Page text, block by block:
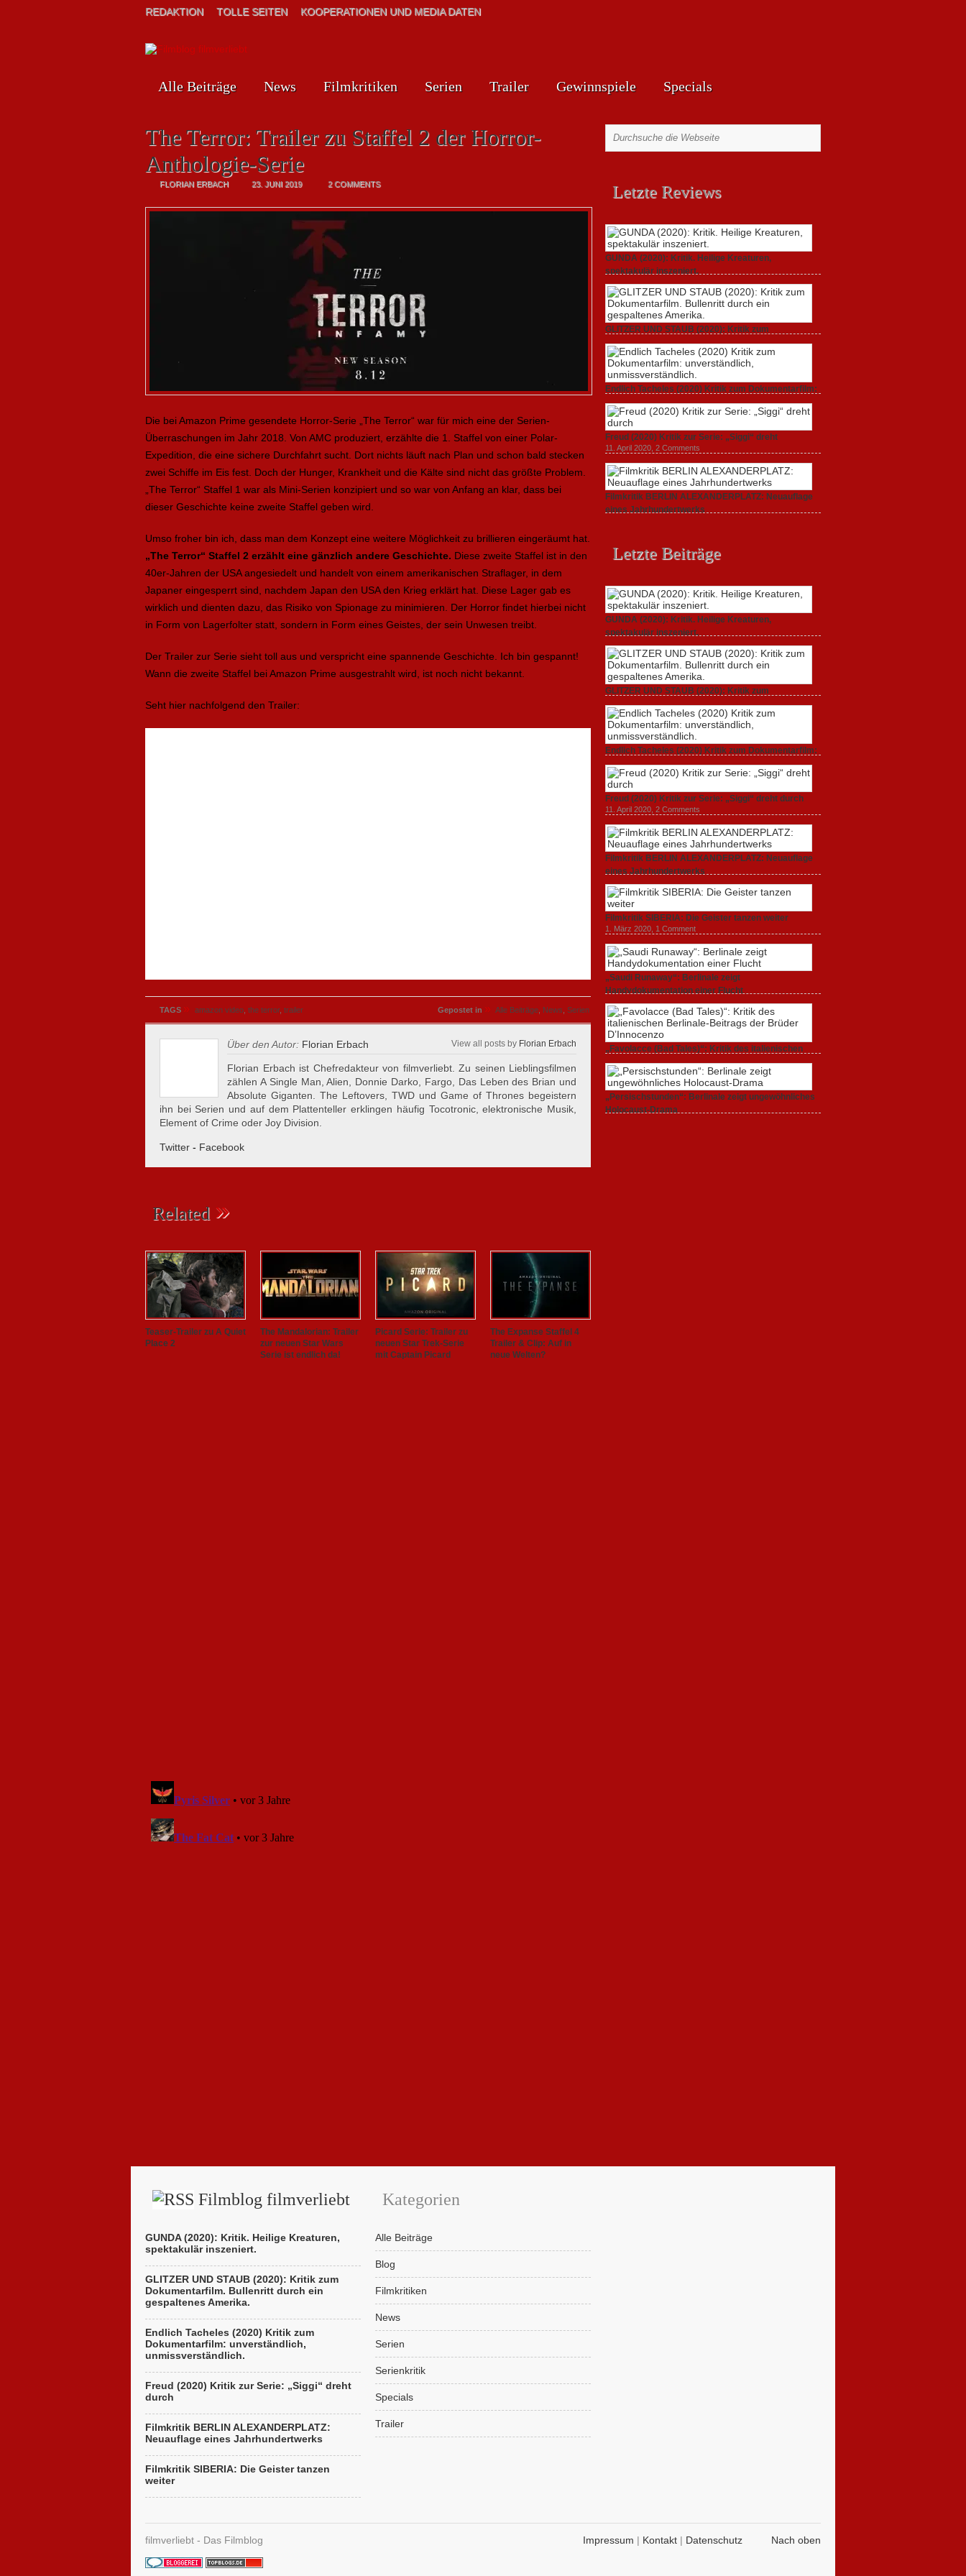
REDAKTION TOLLE SEITEN KOOPERATIONEN UND MEDIA DATEN
Alle Beiträge News Filmkritiken Serien Trailer Gewinnspiele Specials
The Terror: Trailer zu Staffel 2 der Horror-
Anthologie-Serie
FLORIAN ERBACH 23. JUNI 2019 2 COMMENTS
Die bei Amazon Prime gesendete Horror-Serie „The Terror“ war für mich eine der Serien-
Überraschungen im Jahr 2018. Von AMC produziert, erzählte die 1. Staffel von einer Polar-
Expedition, die eine sichere Durchfahrt sucht. Dort nichts läuft nach Plan und schon bald stecken
zwei Schiffe im Eis fest. Doch der Hunger, Krankheit und die Kälte sind nicht das größte Problem.
„The Terror“ Staffel 1 war als Mini-Serien konzipiert und so war von Anfang an klar, dass bei
dieser Geschichte keine zweite Staffel geben wird.
Umso froher bin ich, dass man dem Konzept eine weitere Möglichkeit zu brillieren eingeräumt hat.
„The Terror“ Staffel 2 erzählt eine gänzlich andere Geschichte. Diese zweite Staffel ist in den
40er-Jahren der USA angesiedelt und handelt von einem amerikanischen Straflager, in dem
Japaner eingesperrt sind, nachdem Japan den USA den Krieg erklärt hat. Diese Lager gab es
wirklich und dienten dazu, das Risiko von Spionage zu minimieren. Der Horror findet hierbei nicht
in Form von Lagerfolter statt, sondern in Form eines Geistes, der sein Unwesen treibt.
Der Trailer zur Serie sieht toll aus und verspricht eine spannende Geschichte. Ich bin gespannt!
Wann die zweite Staffel bei Amazon Prime ausgestrahlt wird, ist noch nicht bekannt.
Seht hier nachfolgend den Trailer:
TAGS » amazon video the terror, trailer Gepostet in » Alle Beiträge News Serien
Über den Autor: Florian Erbach View all posts by Florian Erbach
Florian Erbach ist Chefredakteur von filmverliebt. Zu seinen Lieblingsfilmen
zählen A Single Man, Alien, Donnie Darko, Fargo, Das Leben des Brian und
Absolute Giganten. The Leftovers, TWD und Game of Thrones begeistern
ihn bei Serien und auf dem Plattenteller erklingen häufig Tocotronic, elektronische Musik,
Element of Crime oder Joy Division.
Twitter - Facebook
Related »
Teaser-Trailer zu A Quiet
Place 2
The Mandalorian: Trailer
zur neuen Star Wars
Serie ist endlich da!
Picard Serie: Trailer zu
neuen Star Trek-Serie
mit Captain Picard
The Expanse Staffel 4
Trailer & Clip: Auf in
neue Welten?
Letzte Reviews
GUNDA (2020): Kritik. Heilige Kreaturen,
spektakulär inszeniert.
GLITZER UND STAUB (2020): Kritik zum
Dokumentarfilm.
3. Oktober 2020,2 Comments
Endlich Tacheles (2020) Kritik zum Dokumentarfilm:
unverständlich,
19. Mai 2020,0 Comments
Freud (2020) Kritik zur Serie: „Siggi“ dreht
11. April 2020, 2 Comments
Filmkritik BERLIN ALEXANDERPLATZ: Neuauflage
eines Jahrhundertwerks
Letzte Beiträge
GUNDA (2020): Kritik. Heilige Kreaturen,
spektakulär inszeniert.
GLITZER UND STAUB (2020): Kritik zum
Dokumentarfilm. Bullenritt durch ein gespaltenes
Amerika.
3. Oktober 2020,2 Comments
Endlich Tacheles (2020) Kritik zum Dokumentarfilm:
unverständlich, unmissverständlich.
19. Mai 2020,0 Comments
Freud (2020) Kritik zur Serie: „Siggi“ dreht durch
11. April 2020, 2 Comments
Filmkritik BERLIN ALEXANDERPLATZ: Neuauflage
eines Jahrhundertwerks
Filmkritik SIBERIA: Die Geister tanzen weiter
1. März 2020, 1 Comment
„Saudi Runaway“: Berlinale zeigt
Handydokumentation einer Flucht
„Favolacce (Bad Tales)“: Kritik des italienischen
Berlinale-Beitrags der Brüder D’Innocenzo
25. Februar 2020,2 Comments
„Persischstunden“: Berlinale zeigt ungewöhnliches
Holocaust-Drama
Filmblog filmverliebt
GUNDA (2020): Kritik. Heilige Kreaturen,
spektakulär inszeniert.
GLITZER UND STAUB (2020): Kritik zum
Dokumentarfilm. Bullenritt durch ein
gespaltenes Amerika.
Endlich Tacheles (2020) Kritik zum
Dokumentarfilm: unverständlich,
unmissverständlich.
Freud (2020) Kritik zur Serie: „Siggi“ dreht
durch
Filmkritik BERLIN ALEXANDERPLATZ:
Neuauflage eines Jahrhundertwerks
Filmkritik SIBERIA: Die Geister tanzen
weiter
Kategorien
Alle Beiträge
Blog
Filmkritiken
News
Serien
Serienkritik
Specials
Trailer
filmverliebt - Das Filmblog Impressum | Kontakt | Datenschutz Nach oben